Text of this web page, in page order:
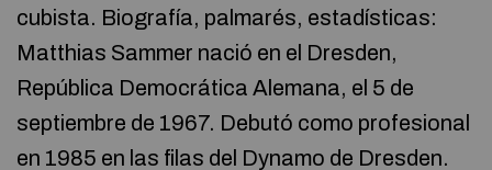
cubista. Biografía, palmarés, estadísticas:
Matthias Sammer nació en el Dresden,
República Democrática Alemana, el 5 de
septiembre de 1967. Debutó como profesional
en 1985 en las filas del Dynamo de Dresden.